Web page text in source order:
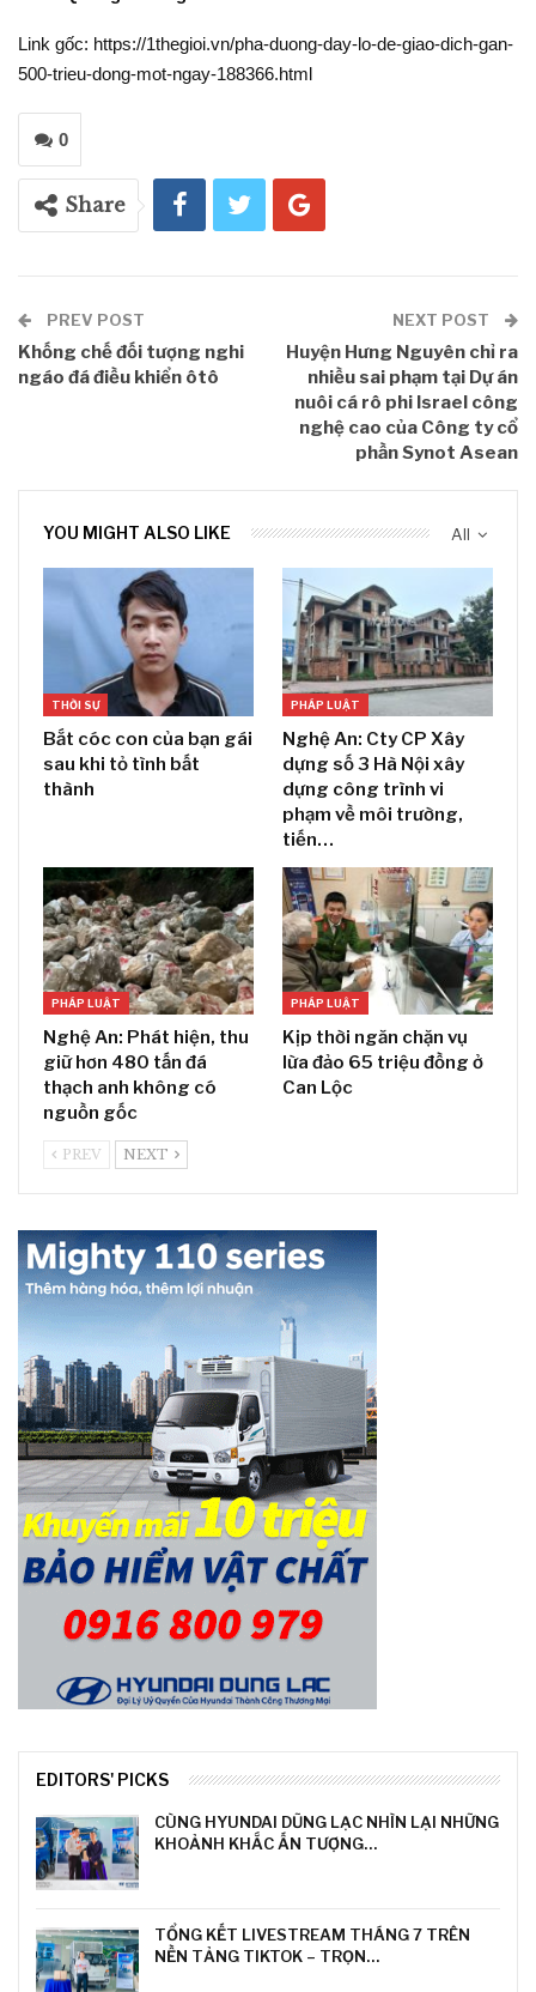
Link gốc: https://1thegioi.vn/pha-duong-day-lo-de-giao-dich-gan-
500-trieu-dong-mot-ngay-188366.html
0
Share
PREV POST
Khống chế đối tượng nghi
ngáo đá điều khiển ôtô
NEXT POST
Huyện Hưng Nguyên chỉ ra
nhiều sai phạm tại Dự án
nuôi cá rô phi Israel công
nghệ cao của Công ty cổ
phần Synot Asean
All
YOU MIGHT ALSO LIKE
THỜI SỰ
Bắt cóc con của bạn gái
sau khi tỏ tình bất
thành
PHÁP LUẬT
Nghệ An: Cty CP Xây
dựng số 3 Hà Nội xây
dựng công trình vi
phạm về môi trường,
tiến…
PHÁP LUẬT
Nghệ An: Phát hiện, thu
giữ hơn 480 tấn đá
thạch anh không có
nguồn gốc
PHÁP LUẬT
Kịp thời ngăn chặn vụ
lừa đảo 65 triệu đồng ở
Can Lộc
PREV NEXT
EDITORS' PICKS
CÙNG HYUNDAI DŨNG LẠC NHÌN LẠI NHỮNG
KHOẢNH KHẮC ẤN TƯỢNG…
TỔNG KẾT LIVESTREAM THÁNG 7 TRÊN
NỀN TẢNG TIKTOK – TRỌN…